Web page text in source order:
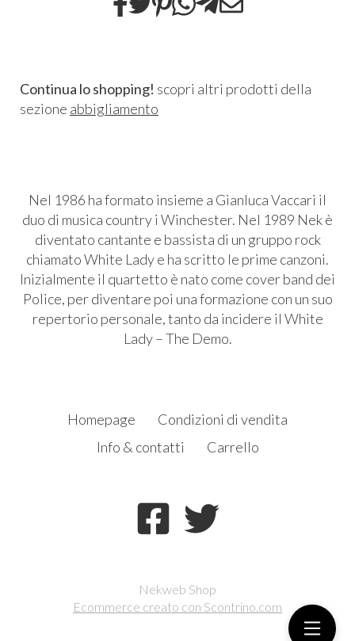
Continua lo shopping! scopri altri prodotti della
sezione abbigliamento
Nel 1986 ha formato insieme a Gianluca Vaccari il
duo di musica country i Winchester. Nel 1989 Nek è
diventato cantante e bassista di un gruppo rock
chiamato White Lady e ha scritto le prime canzoni.
Inizialmente il quartetto è nato come cover band dei
Police, per diventare poi una formazione con un suo
repertorio personale, tanto da incidere il White
Lady – The Demo.
Homepage
Condizioni di vendita
Info & contatti
Carrello
Nekweb Shop
Ecommerce creato con Scontrino.com